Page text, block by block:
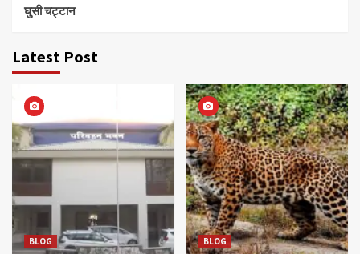
घुसी चट्टान
Latest Post
BLOG BLOG